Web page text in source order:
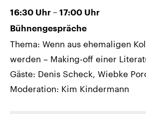
16:30 Uhr – 17:00 Uhr
Bühnengespräche
Thema: Wenn aus ehemaligen
werden – Making-off einer
Gäste: Denis Scheck, Wiebke
Moderation: Kim Kindermann